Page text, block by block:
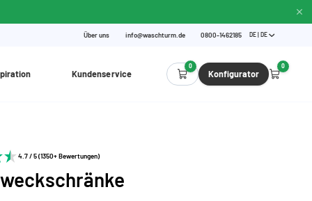
Über uns info@waschturm.de 0800-1462185 DE | DE
Kundenservice
0
Konfigurator
0
4.7 / 5 (1350+ Bewertungen)